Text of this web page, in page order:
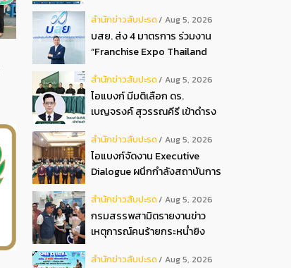
สํานักข่าวสับปะรด Aug 5, 2026
บสย. ส่ง 4 มาตรการ ร่วมงาน
“Franchise Expo Thailand
สํานักข่าวสับปะรด Aug 5, 2026
ไอแบงก์ มีมติเลือก ดร.
เบญจรงค์ สุวรรณคีรี เข้าดำรง
การประชุมวิสามัญผู้ถือหุ้น ครั้ง
ที่ 22569
สํานักข่าวสับปะรด Aug 5, 2026
ไอแบงก์จัดงาน Executive
Dialogue ผนึกกำลังสถาบันการ
ถ่ายทอดประสบการณ์กว่า 40 ปี
เตรียมความพร้อมองค์กรสู่การ
เป็นธนาคารอิสลามแห่งอนาคต
สํานักข่าวสับปะรด Aug 5, 2026
กรมสรรพสามิตรายงานข่าว
เหตุการณ์คนร้ายกระหน่ำยิง
ปัตตานี สาขามายอ
สํานักข่าวสับปะรด Aug 5, 2026